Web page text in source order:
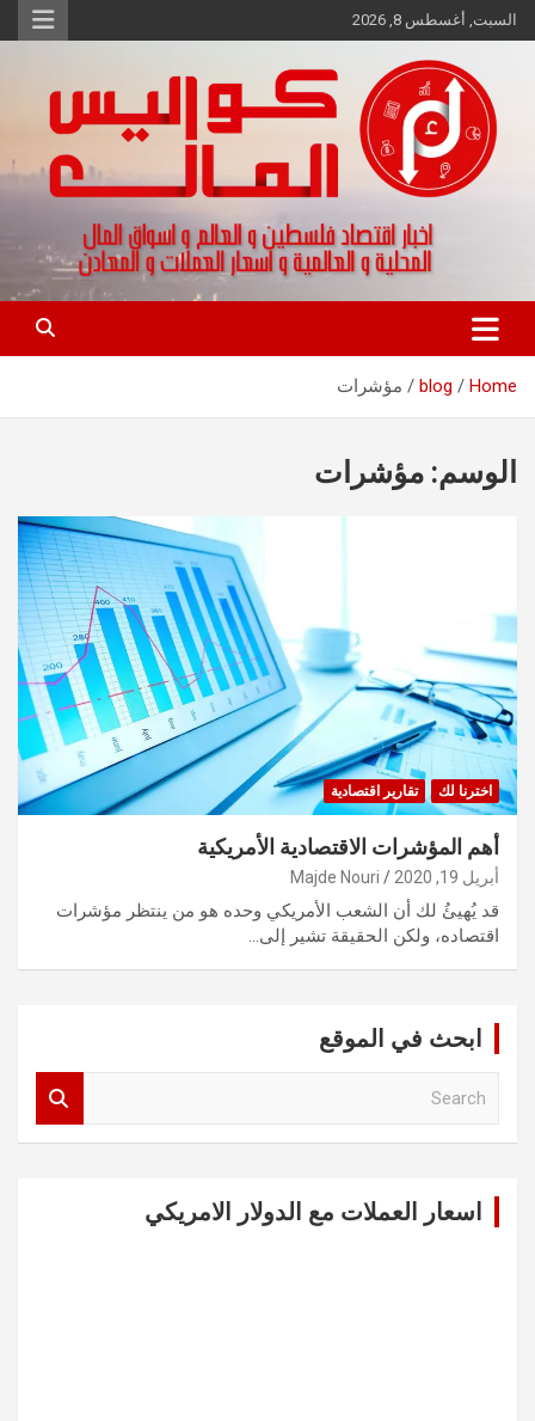
Skip
to
السبت, أغسطس 8, 2026
كواليس المال
اخبار اقتصاد فلسطين و العالم و تقارير اسواق المال و العملات
Home
blog مؤشرات
الوسم: مؤشرات
اخترنا لك تقارير اقتصادية
أهم المؤشرات الاقتصادية الأمريكية
أبريل 19, 2020 Majde Nouri
قد يُهيئُ لك أن الشعب الأمريكي وحده هو من ينتظر مؤشرات
اقتصاده، ولكن الحقيقة تشير إلى…
ابحث في الموقع
اسعار العملات مع الدولار الامريكي